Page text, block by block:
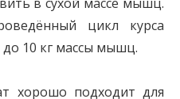
цикл курса
до 10 кг массы мышц.
хорошо подходит для